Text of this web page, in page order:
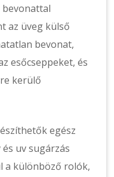
az üveg külső
bevonat,
esőcseppeket, és
kerülő
egész
uv sugárzás
a különböző rolók,